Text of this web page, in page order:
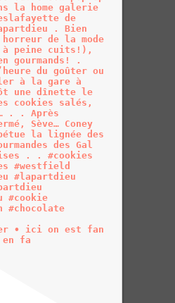
• ici on est fan
fa